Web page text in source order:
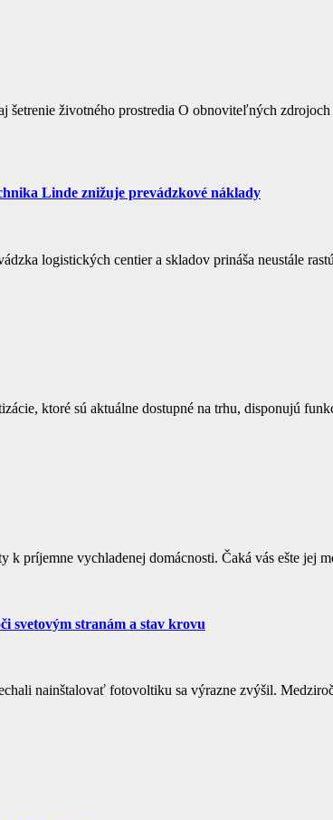
šetrenie životného prostredia O obnoviteľných
Linde znižuje prevádzkové náklady
logistických centier a skladov prináša neustále
ktoré sú aktuálne dostupné na trhu, disponujú
príjemne vychladenej domácnosti. Čaká vás ešte
svetovým stranám a stav krovu
nainštalovať fotovoltiku sa výrazne zvýšil.